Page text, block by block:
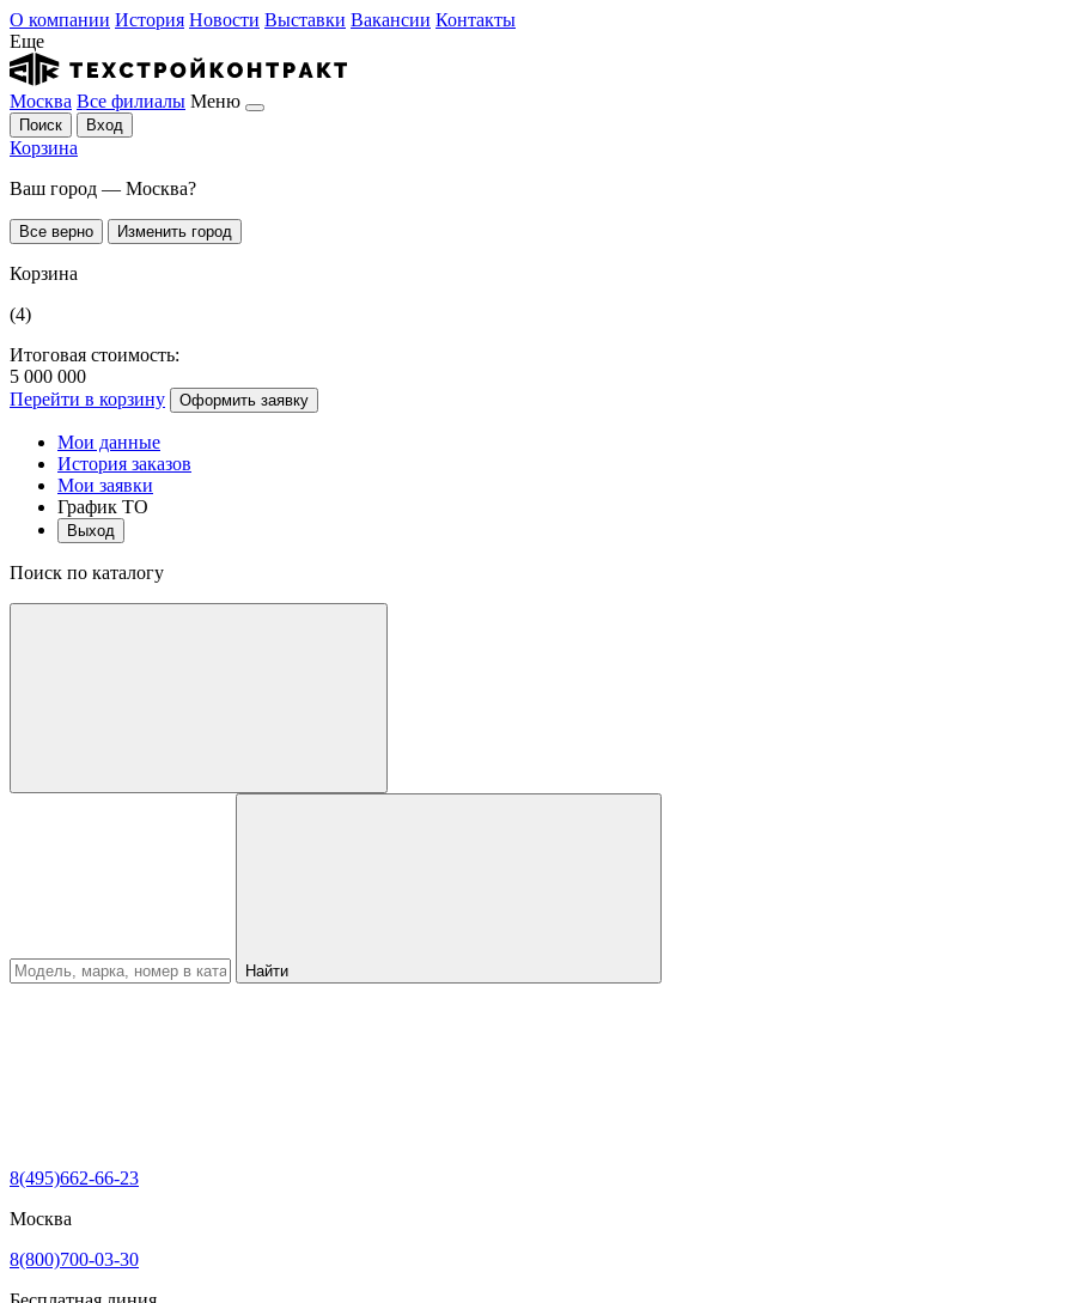
О компании История Новости Выставки Вакансии Контакты
Еще
Москва Все филиалы Меню
Поиск Вход
Корзина
Ваш город — Москва?
Все верно Изменить город
Корзина
(4)
Итоговая стоимость:
5 000 000
Перейти в корзину
Оформить заявку
Мои данные
История заказов
Мои заявки
График ТО
Выход
Поиск по каталогу
Найти
8(495)662-66-23
Москва
8(800)700-03-30